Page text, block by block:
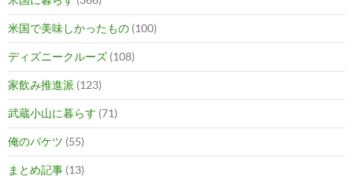
米国で美味しかったもの (100)
ディズニークルーズ (108)
家飲み推進派 (123)
武蔵小山に暮らす (71)
俺のバケツ (55)
まとめ記事 (13)